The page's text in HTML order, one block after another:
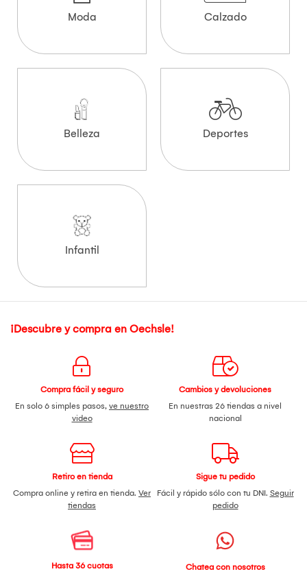
Moda Calzado
Belleza Deportes
Infantil
¡Descubre y compra en Oechsle!
Compra fácil y seguro
En solo 6 simples pasos, ve nuestro
video
Cambios y devoluciones
En nuestras 26 tiendas a nivel
nacional
Retiro en tienda
Compra online y retira en tienda. Ver
tiendas
Sigue tu pedido
Fácil y rápido sólo con tu DNI. Seguir
pedido
Hasta 36 cuotas
Chatea con nosotros